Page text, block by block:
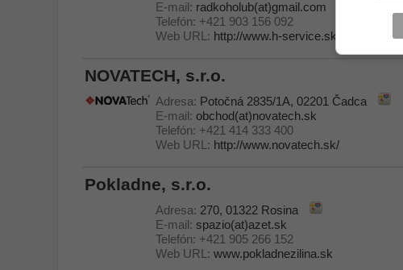
E-mail: radkoholub(at)gmail.com
Telefón: +421 903 156 092
Web URL: http://www.h-service.sk/kontakt.htm
NOVATECH, s.r.o.
Adresa: Potočná 2835/1A, 02201 Čadca
E-mail: obchod(at)novatech.sk
Telefón: +421 414 333 400
Web URL: http://www.novatech.sk/
Pokladne, s.r.o.
Adresa: 270, 01322 Rosina
E-mail: spazio(at)azet.sk
Telefón: +421 905 266 152
Web URL: www.pokladnezilina.sk